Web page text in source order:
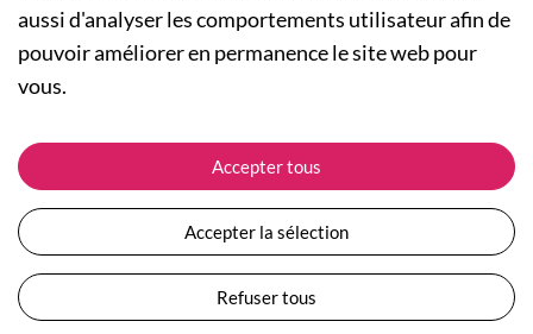
A PROPOS
Qui sommes-nous ?
Actualités
Nos engagements
Plan du site
Devenir revendeur
NOS RUBRIQUES
Collection Femme
Collection Enfants
Les Totebags
Nos différents thèmes
ASSISTANCE
Suivre ma commande
Expédition et livraison
Retour et remboursement
Moyens de paiement
Questions / Réponses
Conditions générales de vente
aussi d'analyser les comportements utilisateur afin de
pouvoir améliorer en permanence le site web pour
vous.
Accepter tous
Accepter la sélection
Refuser tous